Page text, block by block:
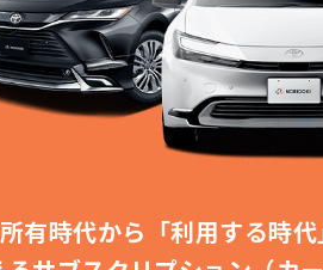
有時代から「利用する時
は高残価設定を実現！
価格！ 憧れのクルマが手軽に
なら短期リースでも安いんで
せんし、急なライフスタイル
ボーナス払い・諸経費・税金
支払いいただくだけでご利用